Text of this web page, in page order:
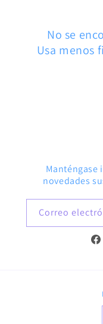
No se
Usa menos
Manténgase
novedades
Correo